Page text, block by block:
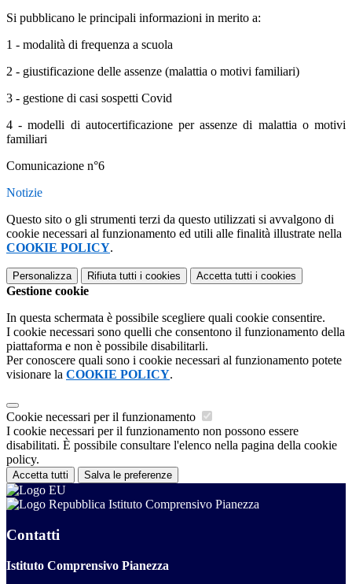
Si pubblicano le principali informazioni in merito a:
1 - modalità di frequenza a scuola
2 - giustificazione delle assenze (malattia o motivi familiari)
3 - gestione di casi sospetti Covid
4 - modelli di autocertificazione per assenze di malattia o motivi
familiari
Comunicazione n°6
Notizie
Questo sito o gli strumenti terzi da questo utilizzati si avvalgono di
cookie necessari al funzionamento ed utili alle finalità illustrate nella
COOKIE POLICY.
Personalizza Rifiuta tutti i cookies Accetta tutti i cookies
Gestione cookie
In questa schermata è possibile scegliere quali cookie consentire.
I cookie necessari sono quelli che consentono il funzionamento della
piattaforma e non è possibile disabilitarli.
Per conoscere quali sono i cookie necessari al funzionamento potete
visionare la COOKIE POLICY.
Cookie necessari per il funzionamento
I cookie necessari per il funzionamento non possono essere
disabilitati. È possibile consultare l'elenco nella pagina della cookie
policy.
Accetta tutti Salva le preferenze
Istituto Comprensivo Pianezza
Contatti
Istituto Comprensivo Pianezza